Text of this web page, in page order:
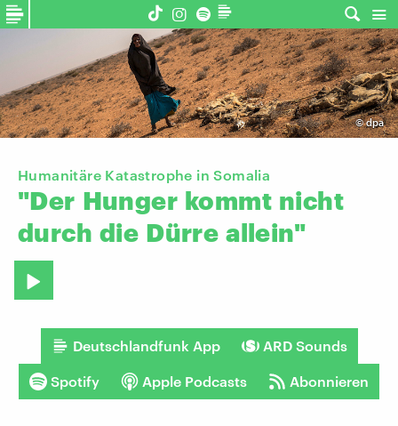
©dpa
Humanitäre Katastrophe in Somalia
"Der Hunger kommt nicht
durch die Dürre allein"
Deutschlandfunk App ARD Sounds
Spotify Apple Podcasts Abonnieren